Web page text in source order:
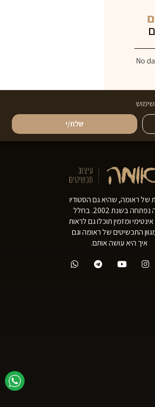
No
שלח/י
של ראומה, שהיא גם הסטודיו
שלה נפתחה בשנת 2002. בחלל
ומזמין תוכלו גם לראות
התכשיטים של ראומה וגם
איך היא עושה אותם.